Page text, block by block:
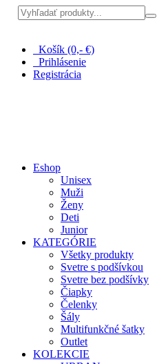
Košík (0,- €)
Prihlásenie
Registrácia
Eshop
Unisex
Muži
Ženy
Deti
Junior
KATEGÓRIE
Všetky produkty
Svetre s podšívkou
Svetre bez podšívky
Čiapky
Čelenky
Šály
Multifunkčné šatky
Outlet
KOLEKCIE